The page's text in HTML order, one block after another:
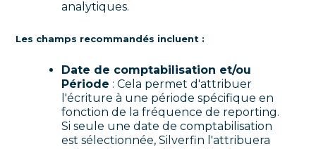
analytiques.
Les champs recommandés incluent :
Date de comptabilisation et/ou
Période : Cela permet d'attribuer
l'écriture à une période spécifique en
fonction de la fréquence de reporting.
Si seule une date de comptabilisation
est sélectionnée, Silverfin l'attribuera